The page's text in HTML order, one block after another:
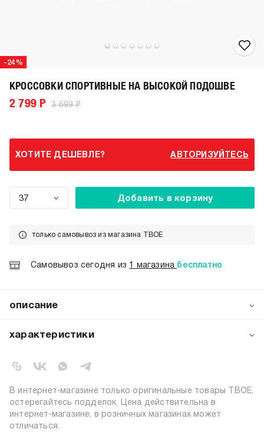
-24%
КРОССОВКИ СПОРТИВНЫЕ НА ВЫСОКОЙ ПОДОШВЕ
2 799 Р 3 699 Р
ХОТИТЕ ДЕШЕВЛЕ? АВТОРИЗУЙТЕСЬ
37 Добавить в корзину
только самовывоз из магазина ТВОЕ
Самовывоз сегодня из 1 магазина бесплатно
описание
современных модных тенденций и комфорта.
элементом гардероба активной девушки. Экокожа
простоту в уходе. Высокая массивная подошва (4,5 см)
создает современный силуэт.
характеристики
коллекция:
вид застежки:
шнуровка
цвет:
белый
состав:
100% полиуретан
В интернет-магазине только оригинальные товары ТВОЕ,
остерегайтесь подделок. Цена действительна в
интернет-магазине, в розничных магазинах может
отличаться.